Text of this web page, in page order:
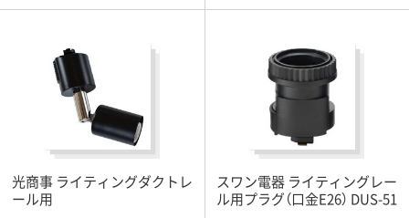
光商事 ライティングダクトレ
ール用
スワン電器 ライティングレー
ル用プラグ（口金E26） DUS-51